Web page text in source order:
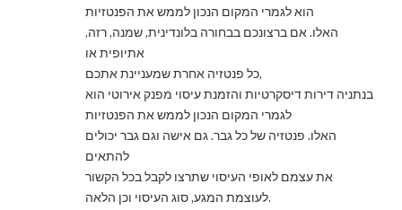
הוא לגמרי המקום הנכון לממש את הפנטזיות
האלו. אם ברצונכם בבחורה בלונדינית, שמנה, רזה,
אתיופית או
כל פנטזיה אחרת שמעניינת אתכם,
בנתניה דירות דיסקרטיות והזמנת עיסוי מפנק אירוטי הוא
לגמרי המקום הנכון לממש את הפנטזיות
האלו. פנטזיה של כל גבר. גם אישה וגם גבר יכולים
להתאים
את עצמם לאופי העיסוי שתרצו לקבל בכל הקשור
לעוצמת המגע, סוג העיסוי וכן הלאה.